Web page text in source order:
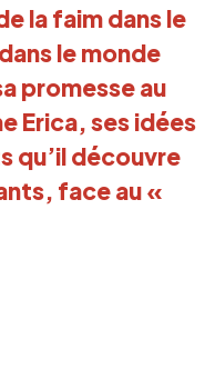
la faim dans le
le monde
promesse au
Erica, ses idées
qu’il découvre
face au «